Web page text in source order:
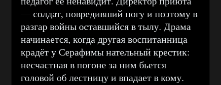
— солдат, повредивший ногу и поэтому в
разгар войны оставшийся в тылу. Драма
начинается, когда другая воспитанница
крадёт у Серафимы нательный крестик:
несчастная в погоне за ним бьется
головой об лестницу и впадает в кому.